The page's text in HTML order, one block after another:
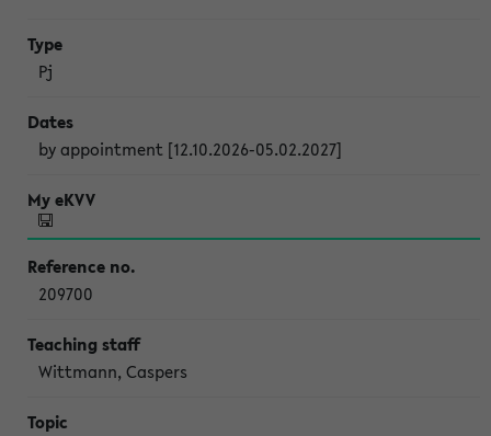
Pj
by appointment [12.10.2026-05.02.2027]
209700
Wittmann, Caspers